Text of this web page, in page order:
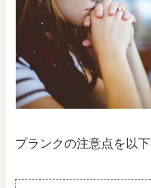
プランクの注意点を以